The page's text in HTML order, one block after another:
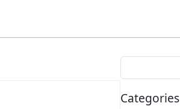
Categories